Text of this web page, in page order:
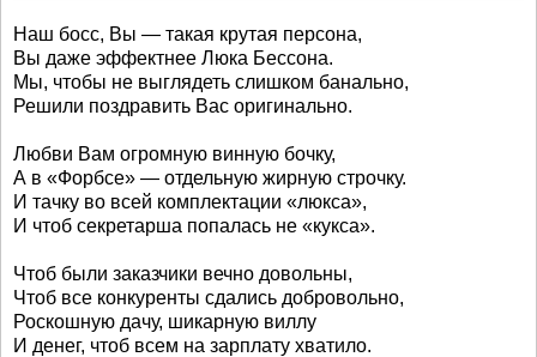
Наш босс, Вы — такая крутая персона,
Вы даже эффектнее Люка Бессона.
Мы, чтобы не выглядеть слишком банально,
Решили поздравить Вас оригинально.
Любви Вам огромную винную бочку,
А в «Форбсе» — отдельную жирную строчку.
И тачку во всей комплектации «люкса»,
И чтоб секретарша попалась не «кукса».
Чтоб были заказчики вечно довольны,
Чтоб все конкуренты сдались добровольно,
Роскошную дачу, шикарную виллу
И денег, чтоб всем на зарплату хватило.